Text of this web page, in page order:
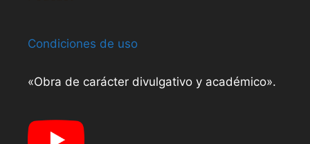
Condiciones de uso
«Obra de carácter divulgativo y académico».